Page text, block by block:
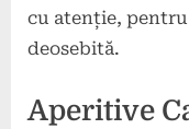
cu atenție,
deosebită.
Aperitive